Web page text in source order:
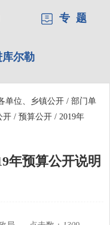
专 题
库尔勒
单位、乡镇公开 / 部门单
开 / 预算公开 / 2019年
年预算公开说明